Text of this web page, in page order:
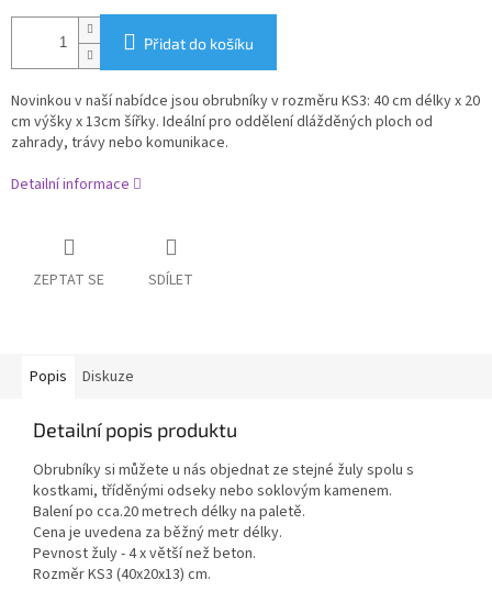
Přidat do košíku
Novinkou v naší nabídce jsou obrubníky v rozměru KS3: 40 cm délky x 20
cm výšky x 13cm šířky. Ideální pro oddělení dlážděných ploch od
zahrady, trávy nebo komunikace.
Detailní informace
ZEPTAT SE SDÍLET
Popis Diskuze
Detailní popis produktu
Obrubníky si můžete u nás objednat ze stejné žuly spolu s
kostkami, tříděnými odseky nebo soklovým kamenem.
Balení po cca.20 metrech délky na paletě.
Cena je uvedena za běžný metr délky.
Pevnost žuly - 4 x větší než beton.
Rozměr KS3 (40x20x13) cm.